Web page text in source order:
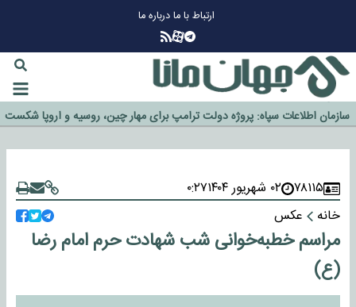
ارتباط با مادرباره ما
چرا طلا دوباره افزایشی شد؟
گزینه جدایی اوسمار روی میز مدیران پرسپولیس
آیا رئیس جمهور آمریکا قانون را دور می‌زند؟
اخراج رسمی چهره نامدار از پرسپولیس
خورد ۷۸۱۱۵ ۰۲ شهریور ۱۴۰۴
۰:۲۷
خانه
عکس
مراسم خطبه‌خوانی شب شهادت حرم امام رضا
(ع)